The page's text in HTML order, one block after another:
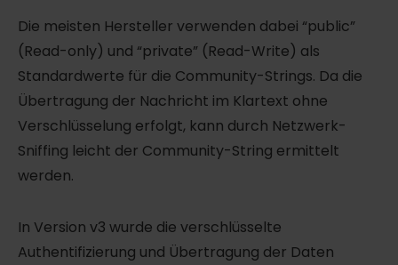
Die meisten Hersteller verwenden dabei “public”
(Read-only) und “private” (Read-Write) als
Standardwerte für die Community-Strings. Da die
Übertragung der Nachricht im Klartext ohne
Verschlüsselung erfolgt, kann durch Netzwerk-
Sniffing leicht der Community-String ermittelt
werden.
In Version v3 wurde die verschlüsselte
Authentifizierung und Übertragung der Daten